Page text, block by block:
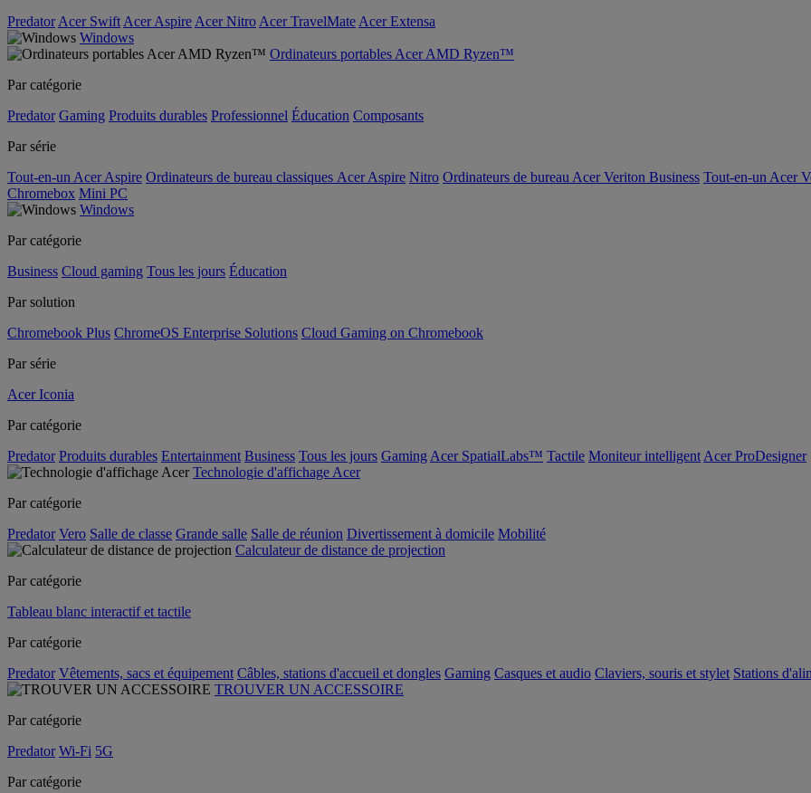
Predator Acer Swift Acer Aspire Acer Nitro Acer TravelMate Acer Extensa
Windows
Ordinateurs portables Acer AMD Ryzen™
Par catégorie
Predator Gaming Produits durables Professionnel Éducation Composants
Par série
Tout-en-un Acer Aspire Ordinateurs de bureau classiques Acer Aspire Nitro Ordinateurs de bureau Acer Veriton Business Tout-en-un Acer
Chromebox Mini PC
Windows
Par catégorie
Business Cloud gaming Tous les jours Éducation
Par solution
Chromebook Plus ChromeOS Enterprise Solutions Cloud Gaming on Chromebook
Par série
Acer Iconia
Par catégorie
Predator Produits durables Entertainment Business Tous les jours Gaming Acer SpatialLabs™ Tactile Moniteur intelligent Acer ProDesigner
Technologie d'affichage Acer
Par catégorie
Predator Vero Salle de classe Grande salle Salle de réunion Divertissement à domicile Mobilité
Calculateur de distance de projection
Par catégorie
Tableau blanc interactif et tactile
Par catégorie
Predator Vêtements, sacs et équipement Câbles, stations d'accueil et dongles Gaming Casques et audio Claviers, souris et stylet Stations
TROUVER UN ACCESSOIRE
Par catégorie
Predator Wi-Fi 5G
Par catégorie